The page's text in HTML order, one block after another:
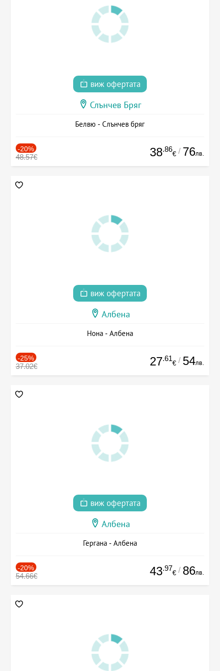
виж офертата
Слънчев Бряг
Белвю - Слънчев бряг
-20%
48.57€ 38.86
€ / 76лв.
виж офертата
Албена
Нона - Албена
-25%
37.02€ 27.61
€ / 54лв.
виж офертата
Албена
Гергана - Албена
-20%
54.66€ 43.97
€ / 86лв.